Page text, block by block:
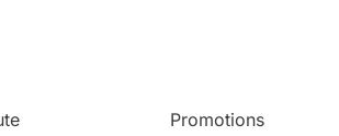
Promotions